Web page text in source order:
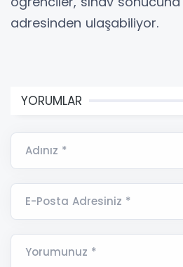
adresinden ulaşabiliyor.
YORUMLAR
Adınız *
E-Posta Adresiniz *
Yorumunuz *